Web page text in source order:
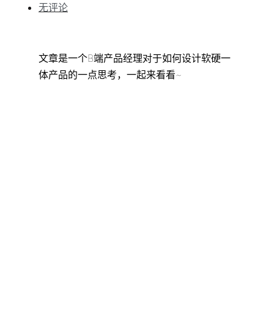
无评论
文章是一个B端产品经理对于如何设计软硬一
体产品的一点思考，一起来看看~